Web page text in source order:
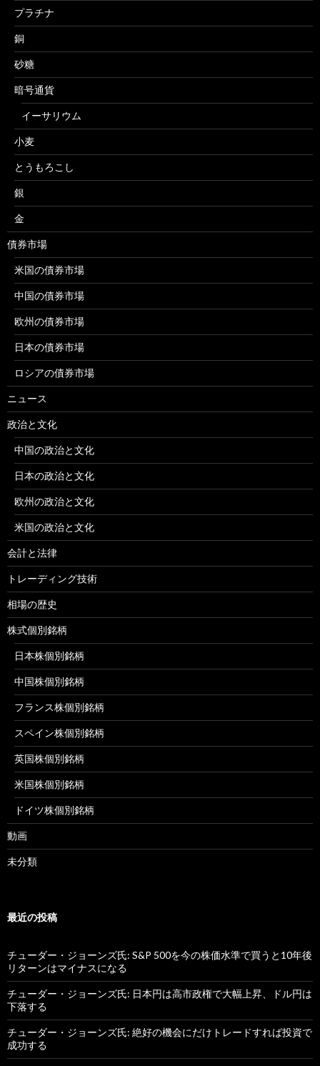
プラチナ
銅
砂糖
暗号通貨
イーサリウム
小麦
とうもろこし
銀
金
債券市場
米国の債券市場
中国の債券市場
欧州の債券市場
日本の債券市場
ロシアの債券市場
ニュース
政治と文化
中国の政治と文化
日本の政治と文化
欧州の政治と文化
米国の政治と文化
会計と法律
トレーディング技術
相場の歴史
株式個別銘柄
日本株個別銘柄
中国株個別銘柄
フランス株個別銘柄
スペイン株個別銘柄
英国株個別銘柄
米国株個別銘柄
ドイツ株個別銘柄
動画
未分類
最近の投稿
チューダー・ジョーンズ氏: S&P 500を今の株価水準で買うと10年後
リターンはマイナスになる
チューダー・ジョーンズ氏: 日本円は高市政権で大幅上昇、ドル円は
下落する
チューダー・ジョーンズ氏: 絶好の機会にだけトレードすれば投資で
成功する